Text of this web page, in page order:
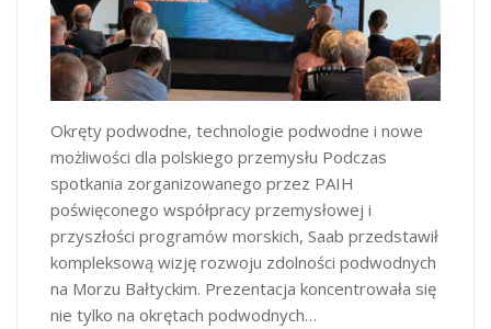
Okręty podwodne, technologie podwodne i nowe
możliwości dla polskiego przemysłu Podczas
spotkania zorganizowanego przez PAIH
poświęconego współpracy przemysłowej i
przyszłości programów morskich, Saab przedstawił
kompleksową wizję rozwoju zdolności podwodnych
na Morzu Bałtyckim. Prezentacja koncentrowała się
nie tylko na okrętach podwodnych…